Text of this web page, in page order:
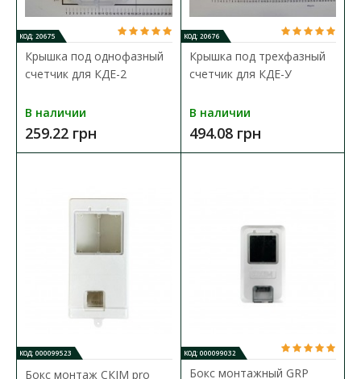
Коробка под одно-трехфазный счетчик DOT.3-1
НИК
Доступность: В наличии
установки однофазных счетчиков электрической энерг..
В закладки
КОД: 20675
Крышка под однофазный
счетчик для КДЕ-2
В наличии
259.22 грн
КОД: 20676
Крышка под трехфазный
счетчик для КДЕ-У
В наличии
494.08 грн
КОД: 000099523
Бокс монтаж СКІМ pro
КОД: 000099032
Бокс монтажный GRP